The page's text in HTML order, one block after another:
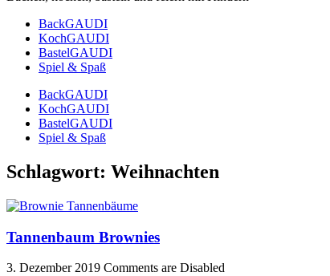
BackGAUDI
KochGAUDI
BastelGAUDI
Spiel & Spaß
BackGAUDI
KochGAUDI
BastelGAUDI
Spiel & Spaß
Schlagwort: Weihnachten
Tannenbaum Brownies
3. Dezember 2019 Comments are Disabled